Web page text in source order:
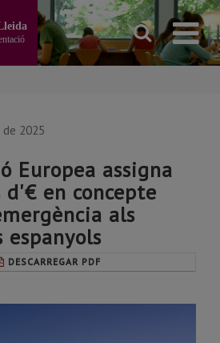
2025
Europea assigna
en concepte
als
DESCARREGAR PDF